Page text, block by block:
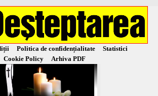
Politica de confidențialitate
Statistici
Cookie Policy
Arhiva PDF